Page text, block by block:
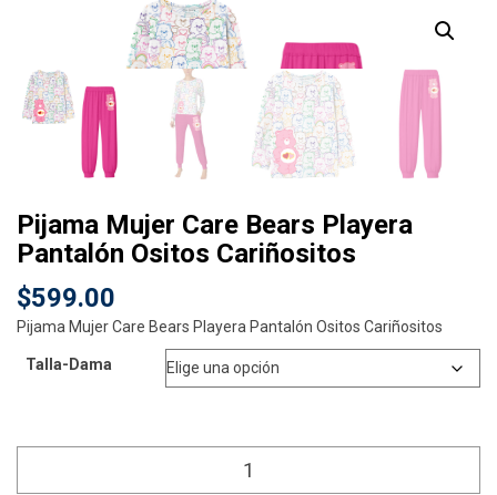
Pijama Mujer Care Bears Playera
Pantalón Ositos Cariñositos
$599.00
Pijama Mujer Care Bears Playera Pantalón Ositos Cariñositos
Talla-Dama